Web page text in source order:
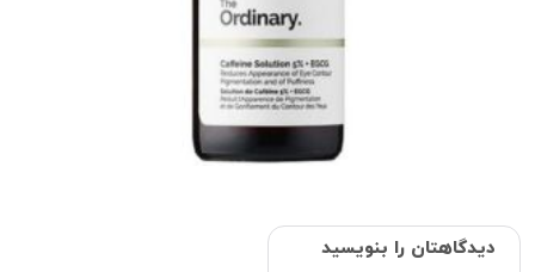
دیدگاهتان را بنویسید